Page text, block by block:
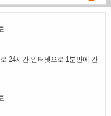
24시간 인터넷으로 1분만에 간